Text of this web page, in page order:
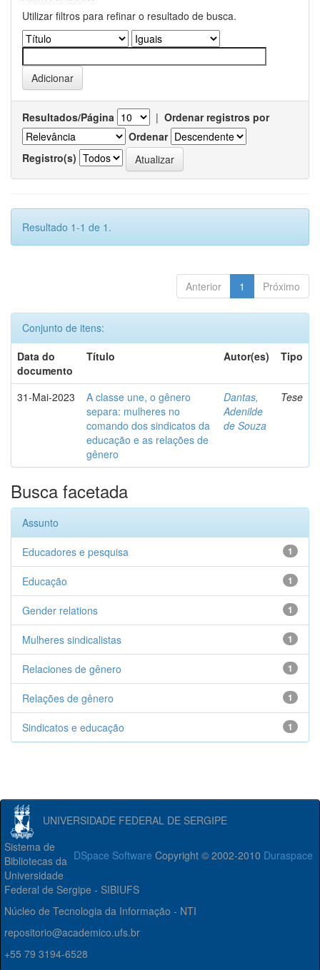
Utilizar filtros para refinar o resultado de busca.
Resultados/Página | Ordenar registros por
Ordenar
Registro(s)
Resultado 1-1 de 1.
Anterior 1 Próximo
Conjunto de itens:
Data do
documento
Título Autor(es) Tipo
31-Mai-2023
A classe une, o gênero
separa: mulheres no
comando dos sindicatos da
educação e as relações de
gênero
Dantas,
Adenilde
de Souza
Tese
Busca facetada
Assunto
1
Educadores e pesquisa
1
Educação
1
Gender relations
1
Mulheres sindicalistas
1
Relaciones de gênero
1
Relações de gênero
1
Sindicatos e educação
UNIVERSIDADE FEDERAL DE SERGIPE
DSpace Software Copyright © 2002-2010 Duraspace
Sistema de
Bibliotecas da
Universidade
Federal de Sergipe - SIBIUFS
Núcleo de Tecnologia da Informação - NTI
repositorio@academico.ufs.br
+55 79 3194-6528